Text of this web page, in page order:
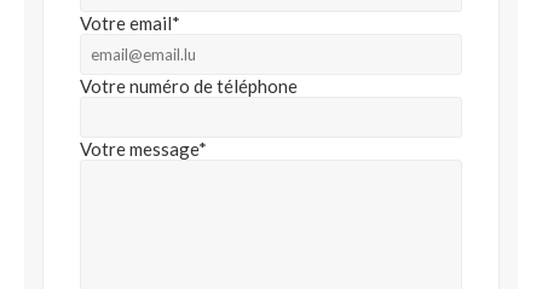
Votre email*
Votre numéro de téléphone
Votre message*